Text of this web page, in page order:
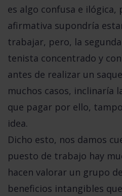
es algo confusa e ilógica,
afirmativa supondría
trabajar, pero, la
tenista concentrado y
antes de realizar un
muchos casos, inclinaría
que pagar por ello,
idea.
Dicho esto, nos damos
puesto de trabajo hay
hacen valorar un grupo
beneficios intangibles